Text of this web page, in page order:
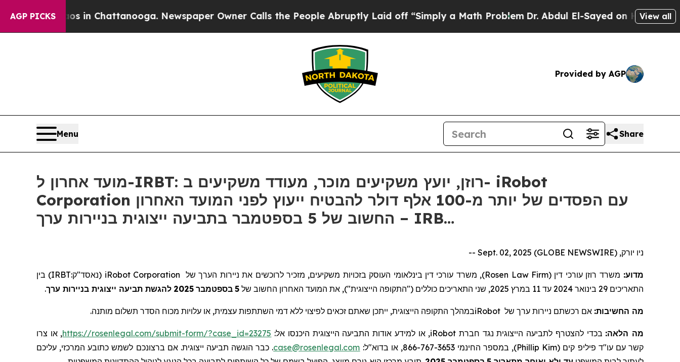
AGP PICKS
Chaos in Chattanooga. Newspaper Owner Calls the People Abruptly Laid off “Simply a Math ProblemDr. Abdul El-Sayed on Historic View all
Provided by AGP
Menu Share
מועד אחרון ל-IRBT: רוזן, יועץ משקיעים מוכר, מעודד משקיעים ב- iRobot
Corporation עם הפסדים של יותר מ-100 אלף דולר להבטיח ייעוץ לפני המועד האחרון
החשוב של 5 בספטמבר בתביעה ייצוגית בניירות ערך – IRB…
ניו יורק, Sept. 02, 2025 (GLOBE NEWSWIRE) --
מדוע: משרד רוזן עורכי דין (Rosen Law Firm), משרד עורכי דין בינלאומי העוסק בזכויות משקיעים, מזכיר לרוכשים את ניירות הערך של iRobot Corporation
(נאסד"קIRBT:) בין
התאריכים 29 בינואר 2024 עד 11 במרץ 2025, שני התאריכים כוללים ("התקופה הייצוגית"), את המועד האחרון החשוב של 5 בספטמבר 2025 להגשת תביעה ייצוגית בניירות ערך.
מה החשיבות: אם רכשתם ניירות ערך של iRobotבמהלך התקופה הייצוגית, ייתכן שאתם זכאים לפיצוי ללא דמי השתתפות עצמית, או עלויות מכוח הסדר תשלום מותנה.
מה הלאה: בכדי להצטרף לתביעה הייצוגית נגד חברת iRobot, או למידע אודות התביעה הייצוגית היכנסו אל: https://rosenlegal.com/submit-form/?case_id=23275, או צרו
קשר עם עו"ד פיליפ קים (Phillip Kim), במספר החינמי 866-767-3653, או בדוא"ל: case@rosenlegal.com. כבר הוגשה תביעה ייצוגית. אם ברצונכם לשמש כתובע המרכזי, עליכם